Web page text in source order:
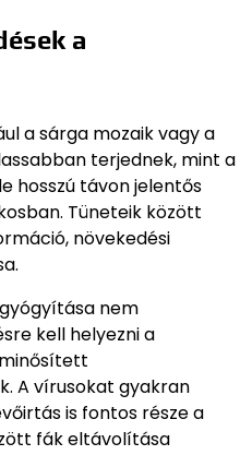
a
a sárga mozaik vagy a
terjednek, mint a
hosszú távon jelentős
Tüneteik között
növekedési
nem
kell helyezni a
A vírusokat gyakran
is fontos része a
fák eltávolítása